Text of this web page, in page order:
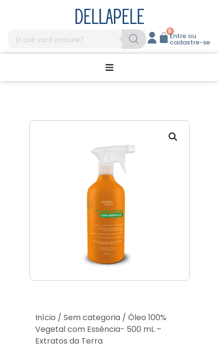
0
Entre ou
cadastre-se
Início / Sem categoria / Óleo 100%
Vegetal com Essência- 500 mL –
Extratos da Terra